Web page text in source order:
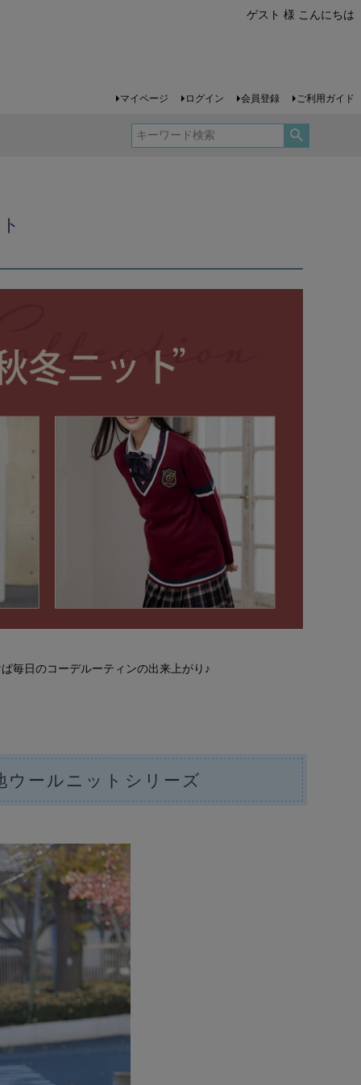
ゲスト 様 こんにちは
マイページ ログイン 会員登録 ご利用ガイド
毎日のコーデルーティンの出来上がり♪
ウールニットシリーズ